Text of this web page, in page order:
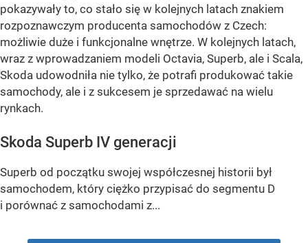
pokazywały to, co stało się w kolejnych latach znakiem
rozpoznawczym producenta samochodów z Czech:
możliwie duże i funkcjonalne wnętrze. W kolejnych latach,
wraz z wprowadzaniem modeli Octavia, Superb, ale i Scala,
Skoda udowodniła nie tylko, że potrafi produkować takie
samochody, ale i z sukcesem je sprzedawać na wielu
rynkach.
Skoda Superb IV generacji
Superb od początku swojej współczesnej historii był
samochodem, który ciężko przypisać do segmentu D
i porównać z samochodami z...